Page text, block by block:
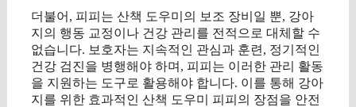
더불어, 피피는 산책 도우미의 보조 장비일 뿐, 강아
지의 행동 교정이나 건강 관리를 전적으로 대체할 수
없습니다. 보호자는 지속적인 관심과 훈련, 정기적인
건강 검진을 병행해야 하며, 피피는 이러한 관리 활동
을 지원하는 도구로 활용해야 합니다. 이를 통해 강아
지를 위한 효과적인 산책 도우미 피피의 장점을 안전